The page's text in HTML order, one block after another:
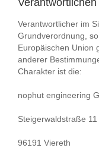
Verantwortlichen
Verantwortlicher im
Grundverordnung,
Europäischen Union
anderer
Charakter ist die:
nophut engineering
Steigerwaldstraße 11
96191 Viereth